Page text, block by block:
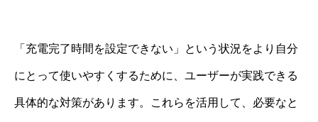
「充電完了時間を設定できない」という状況をより自分
にとって使いやすくするために、ユーザーが実践できる
具体的な対策があります。これらを活用して、必要なと